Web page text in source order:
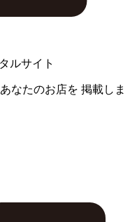
ルサイト
あなたのお店を 掲載しま